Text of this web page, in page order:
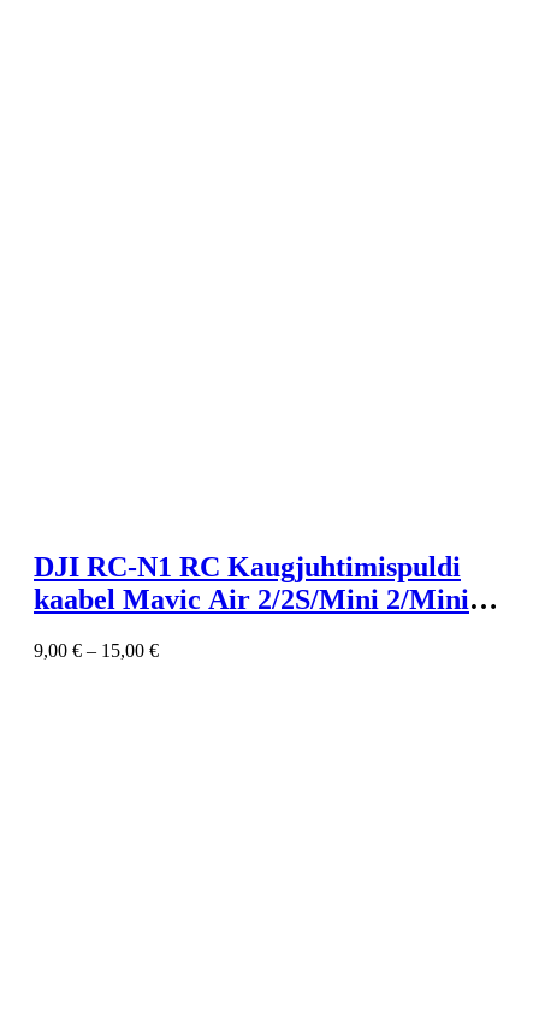
DJI RC-N1 RC Kaugjuhtimispuldi
kaabel Mavic Air 2/2S/Mini 2/Mini
9,00 € – 15,00 €